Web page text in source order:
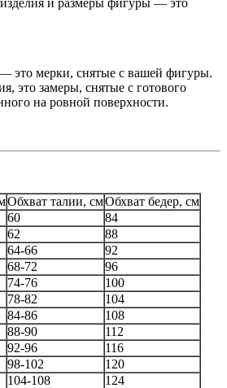
это мерки, снятые с вашей фигуры.
это замеры, снятые с готового
на ровной поверхности.
Обхват талии, смОбхват бедер, см
60
84
62
88
64-66
92
68-72
96
74-76
100
78-82
104
84-86
108
88-90
112
92-96
116
98-102
120
104-108
124